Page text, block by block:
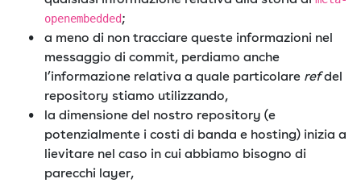
openembedded;
a meno di non tracciare queste informazioni nel
messaggio di commit, perdiamo anche
l’informazione relativa a quale particolare refdel
repository stiamo utilizzando,
la dimensione del nostro repository (e
potenzialmente i costi di banda e hosting) inizia a
lievitare nel caso in cui abbiamo bisogno di
parecchi layer,